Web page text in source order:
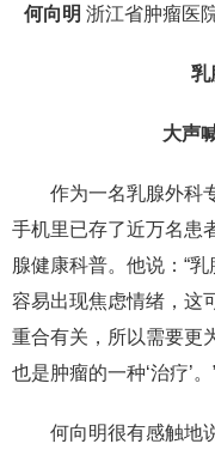
何向明 浙江省肿瘤医
乳
大声
作为一名乳腺外科
手机里已存了近万名患
腺健康科普。他说：“
容易出现焦虑情绪，这
重合有关，所以需要更
也是肿瘤的一种‘治疗’。
何向明很有感触地